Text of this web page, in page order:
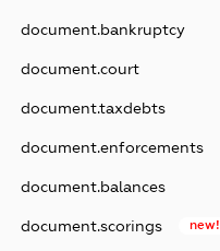
document.bankruptcy
document.court
document.taxdebts
document.enforcements
document.balances
document.scorings new!